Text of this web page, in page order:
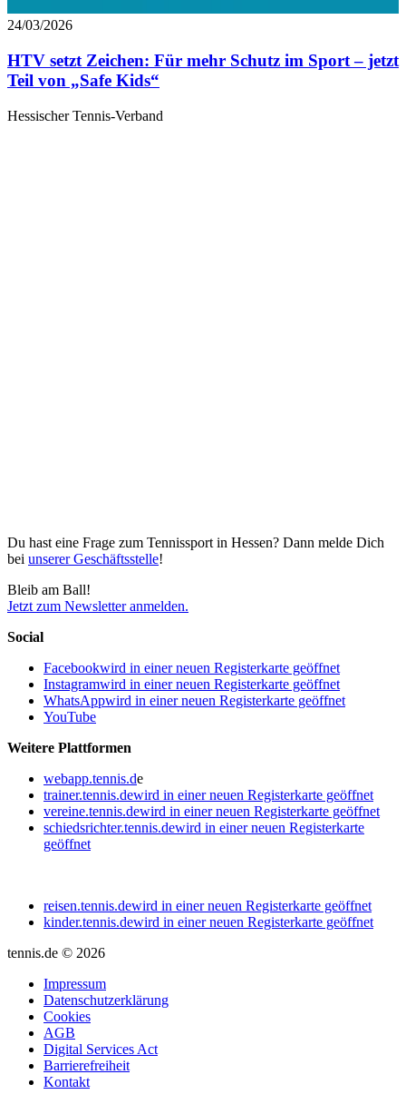
24/03/2026
HTV setzt Zeichen: Für mehr Schutz im Sport – jetzt
Teil von „Safe Kids“
Hessischer Tennis-Verband
Du hast eine Frage zum Tennissport in Hessen? Dann melde Dich
bei unserer Geschäftsstelle!
Bleib am Ball!
Jetzt zum Newsletter anmelden.
Social
Facebookwird in einer neuen Registerkarte geöffnet
Instagramwird in einer neuen Registerkarte geöffnet
WhatsAppwird in einer neuen Registerkarte geöffnet
YouTube
Weitere Plattformen
webapp.tennis.de
trainer.tennis.dewird in einer neuen Registerkarte geöffnet
vereine.tennis.dewird in einer neuen Registerkarte geöffnet
schiedsrichter.tennis.dewird in einer neuen Registerkarte
geöffnet
reisen.tennis.dewird in einer neuen Registerkarte geöffnet
kinder.tennis.dewird in einer neuen Registerkarte geöffnet
tennis.de © 2026
Impressum
Datenschutzerklärung
Cookies
AGB
Digital Services Act
Barrierefreiheit
Kontakt